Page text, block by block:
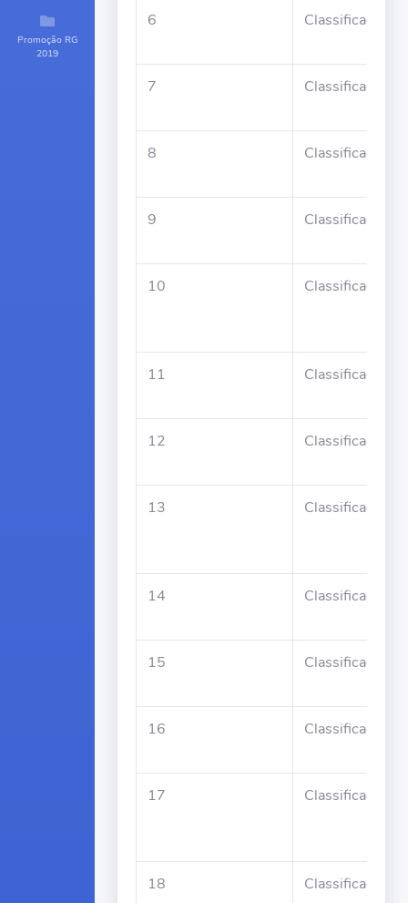
Promoção RG
2019
6 Classificado
7 Classificado
8 Classificado
9 Classificado
10 Classificado
11 Classificado
12 Classificado
13 Classificado
14 Classificado
15 Classificado
16 Classificado
17 Classificado
18 Classificado